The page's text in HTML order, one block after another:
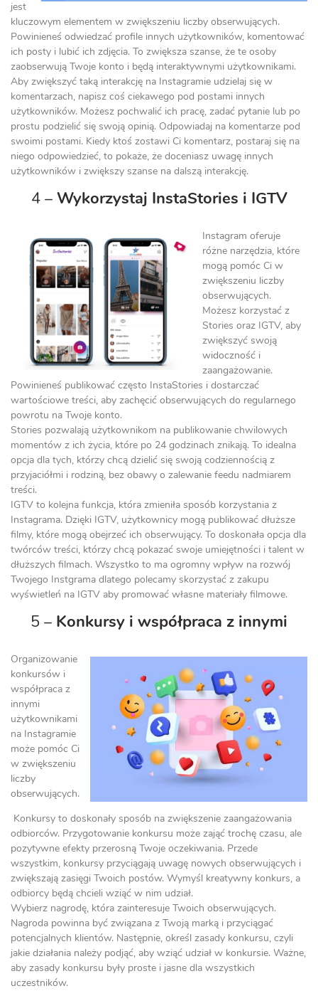
jest
kluczowym elementem w zwiększeniu liczby obserwujących.
Powinieneś odwiedzać profile innych użytkowników, komentować
ich posty i lubić ich zdjęcia. To zwiększa szanse, że te osoby
zaobserwują Twoje konto i będą interaktywnymi użytkownikami.
Aby zwiększyć taką interakcję na Instagramie udzielaj się w
komentarzach, napisz coś ciekawego pod postami innych
użytkowników. Możesz pochwalić ich pracę, zadać pytanie lub po
prostu podzielić się swoją opinią. Odpowiadaj na komentarze pod
swoimi postami. Kiedy ktoś zostawi Ci komentarz, postaraj się na
niego odpowiedzieć, to pokaże, że doceniasz uwagę innych
użytkowników i zwiększy szanse na dalszą interakcję.
4 – Wykorzystaj InstaStories i IGTV
Instagram oferuje
różne narzędzia, które
mogą pomóc Ci w
zwiększeniu liczby
obserwujących.
Możesz korzystać z
Stories oraz IGTV, aby
zwiększyć swoją
widoczność i
zaangażowanie.
Powinieneś publikować często InstaStories i dostarczać
wartościowe treści, aby zachęcić obserwujących do regularnego
powrotu na Twoje konto.
Stories pozwalają użytkownikom na publikowanie chwilowych
momentów z ich życia, które po 24 godzinach znikają. To idealna
opcja dla tych, którzy chcą dzielić się swoją codziennością z
przyjaciółmi i rodziną, bez obawy o zalewanie feedu nadmiarem
treści.
IGTV to kolejna funkcja, która zmieniła sposób korzystania z
Instagrama. Dzięki IGTV, użytkownicy mogą publikować dłuższe
filmy, które mogą obejrzeć ich obserwujący. To doskonała opcja dla
twórców treści, którzy chcą pokazać swoje umiejętności i talent w
dłuższych filmach. Wszystko to ma ogromny wpływ na rozwój
Twojego Instgrama dlatego polecamy skorzystać z zakupu
wyświetleń na IGTV aby promować własne materiały filmowe.
5 – Konkursy i współpraca z innymi
Organizowanie
konkursów i
współpraca z
innymi
użytkownikami
na Instagramie
może pomóc Ci
w zwiększeniu
liczby
obserwujących.
Konkursy to doskonały sposób na zwiększenie zaangażowania
odbiorców. Przygotowanie konkursu może zająć trochę czasu, ale
pozytywne efekty przerosną Twoje oczekiwania. Przede
wszystkim, konkursy przyciągają uwagę nowych obserwujących i
zwiększają zasięgi Twoich postów. Wymyśl kreatywny konkurs, a
odbiorcy będą chcieli wziąć w nim udział.
Wybierz nagrodę, która zainteresuje Twoich obserwujących.
Nagroda powinna być związana z Twoją marką i przyciągać
potencjalnych klientów. Następnie, określ zasady konkursu, czyli
jakie działania należy podjąć, aby wziąć udział w konkursie. Ważne,
aby zasady konkursu były proste i jasne dla wszystkich
uczestników.